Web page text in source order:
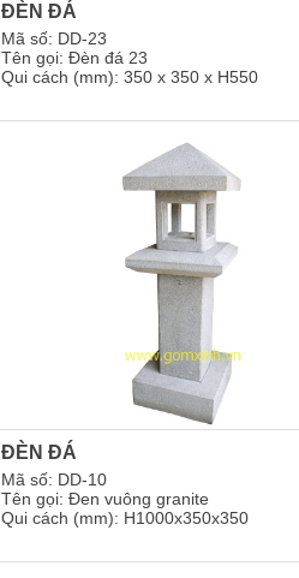
ĐÈN ĐÁ
Mã số: DD-23
Tên gọi: Đèn đá 23
Qui cách (mm): 350 x 350 x H550
ĐÈN ĐÁ
Mã số: DD-10
Tên gọi: Đen vuông granite
Qui cách (mm): H1000x350x350